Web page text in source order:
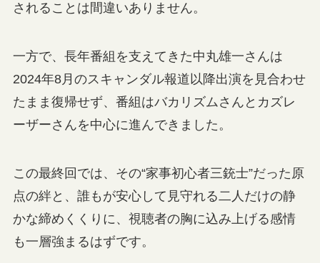
されることは間違いありません。
一方で、長年番組を支えてきた中丸雄一さんは
2024年8月のスキャンダル報道以降出演を見合わせ
たまま復帰せず、番組はバカリズムさんとカズレ
ーザーさんを中心に進んできました。
この最終回では、その“家事初心者三銃士”だった原
点の絆と、誰もが安心して見守れる二人だけの静
かな締めくくりに、視聴者の胸に込み上げる感情
も一層強まるはずです。